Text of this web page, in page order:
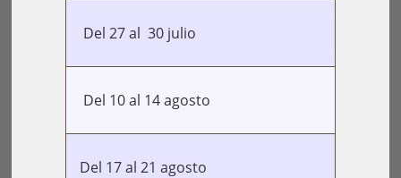
Del 27 al 30 julio
Del 10 al 14 agosto
Del 17 al 21 agosto